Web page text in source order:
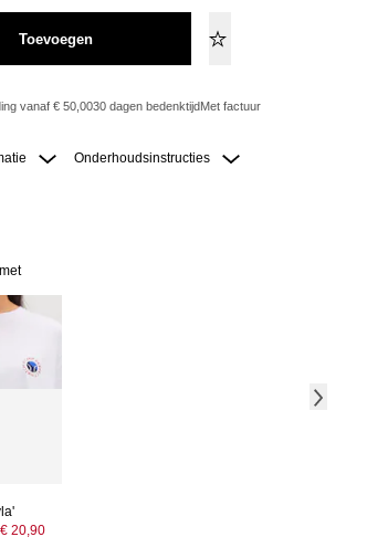
Toevoegen
vanaf € 50,0030 dagen bedenktijdMet factuur
Onderhoudsinstructies
€ 20,90